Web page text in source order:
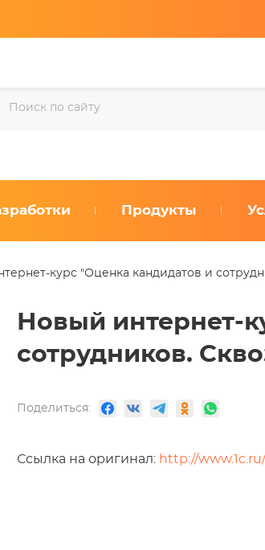
Продукты
курс "Оценка кандидатов и
Новый интернет-
сотрудников.
Поделиться:
Ссылка на оригинал: http://